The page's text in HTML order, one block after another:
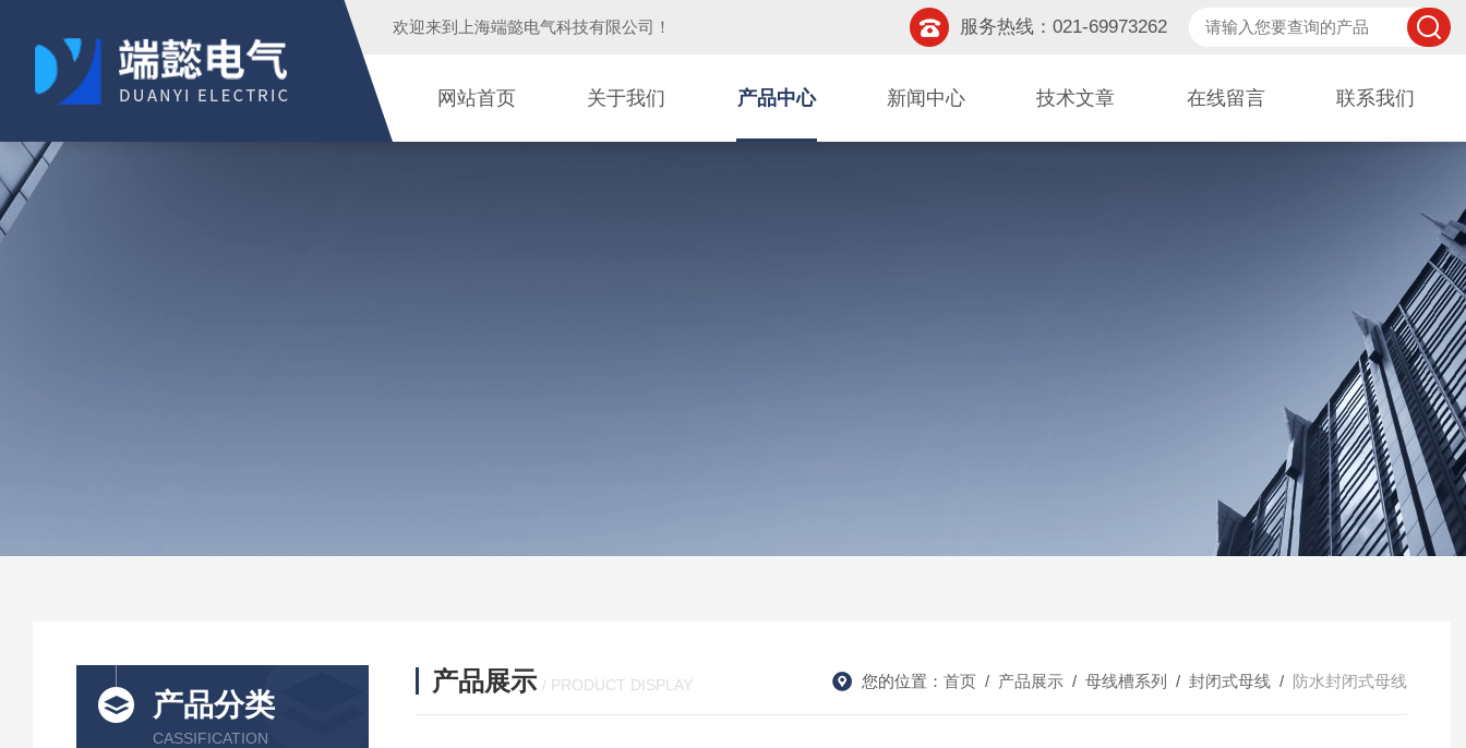
欢迎来到 上海端懿电气科技有限公司 ！ 服务热线：021-69973262
网站首页 关于我们 产品中心 新闻中心 技术文章 在线留言 联系我们
产品分类
CASSIFICATION
产品展示 / PRODUCT DISPLAY 您的位置： 首页 / 产品展示 / 母线槽系列 / 封闭式母线 / 防水封闭式母线